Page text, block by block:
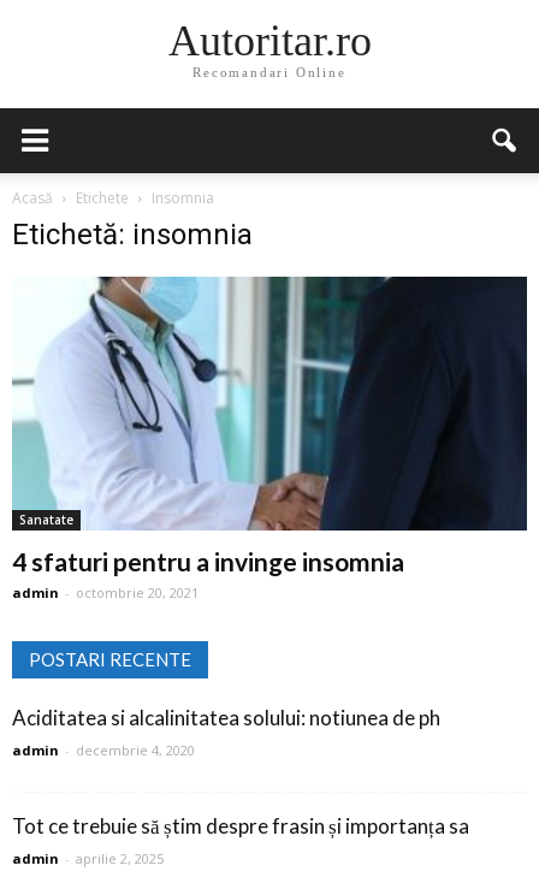
Autoritar.ro
Recomandari Online
Acasă Etichete Insomnia
Etichetă: insomnia
Sanatate
4 sfaturi pentru a invinge insomnia
admin - octombrie 20, 2021
POSTARI RECENTE
Aciditatea si alcalinitatea solului: notiunea de ph
admin - decembrie 4, 2020
Tot ce trebuie să știm despre frasin și importanța sa
admin - aprilie 2, 2025